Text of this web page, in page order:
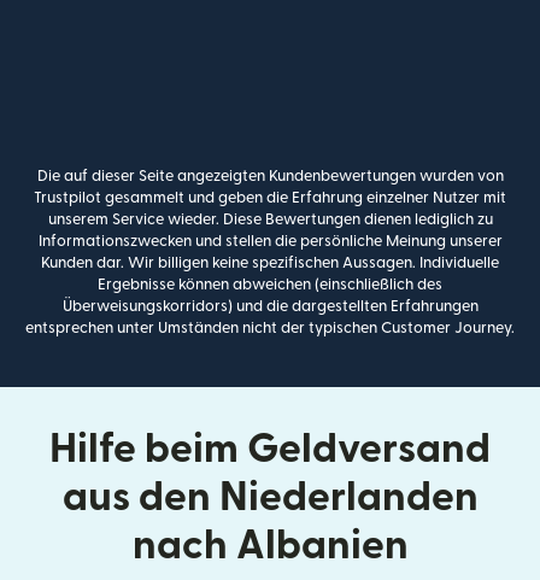
Die auf dieser Seite angezeigten Kundenbewertungen wurden von
Trustpilot gesammelt und geben die Erfahrung einzelner Nutzer mit
unserem Service wieder. Diese Bewertungen dienen lediglich zu
Informationszwecken und stellen die persönliche Meinung unserer
Kunden dar. Wir billigen keine spezifischen Aussagen. Individuelle
Ergebnisse können abweichen (einschließlich des
Überweisungskorridors) und die dargestellten Erfahrungen
entsprechen unter Umständen nicht der typischen Customer Journey.
Hilfe beim Geldversand
aus den Niederlanden
nach Albanien